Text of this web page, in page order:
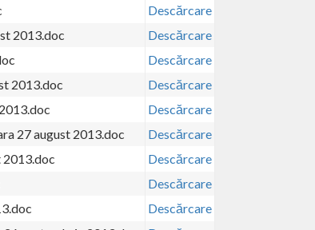
Descărcare
2013.doc
Descărcare
Descărcare
2013.doc
Descărcare
Descărcare
27 august 2013.doc
Descărcare
2013.doc
Descărcare
Descărcare
Descărcare